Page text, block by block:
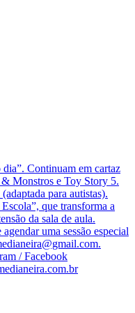
Continuam em cartaz
Monstros e Toy Story 5.
para autistas).
que transforma a
da sala de aula.
uma sessão especial
/ Facebook